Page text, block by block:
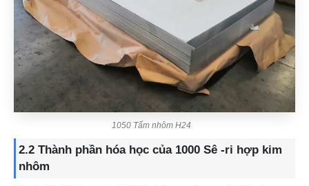
1050 Tấm nhôm H24
2.2 Thành phần hóa học của 1000 Sê -ri hợp kim
nhôm